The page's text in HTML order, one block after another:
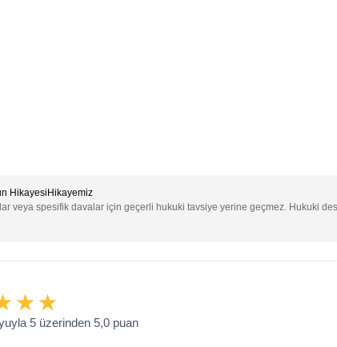
HikayesiHikayemiz
spesifik davalar için geçerli hukuki tavsiye yerine geçmez. Hukuki
5 üzerinden 5,0 puan